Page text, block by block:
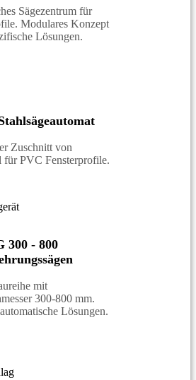
Sägezentrum für
Modulares Konzept
Lösungen.
Zuschnitt von
für PVC Fensterprofile.
300 - 800
mit
300-800 mm.
Lösungen.